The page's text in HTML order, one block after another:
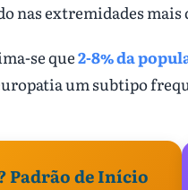
nas extremidades mais
se que2-8% da
um subtipo
Padrão de Início